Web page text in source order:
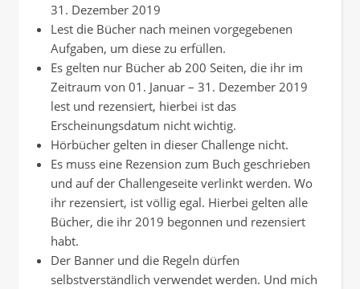
31. Dezember 2019
Lest die Bücher nach meinen vorgegebenen
Aufgaben, um diese zu erfüllen.
Es gelten nur Bücher ab 200 Seiten, die ihr im
Zeitraum von 01. Januar – 31. Dezember 2019
lest und rezensiert, hierbei ist das
Erscheinungsdatum nicht wichtig.
Hörbücher gelten in dieser Challenge nicht.
Es muss eine Rezension zum Buch geschrieben
und auf der Challengeseite verlinkt werden. Wo
ihr rezensiert, ist völlig egal. Hierbei gelten alle
Bücher, die ihr 2019 begonnen und rezensiert
habt.
Der Banner und die Regeln dürfen
selbstverständlich verwendet werden. Und mich